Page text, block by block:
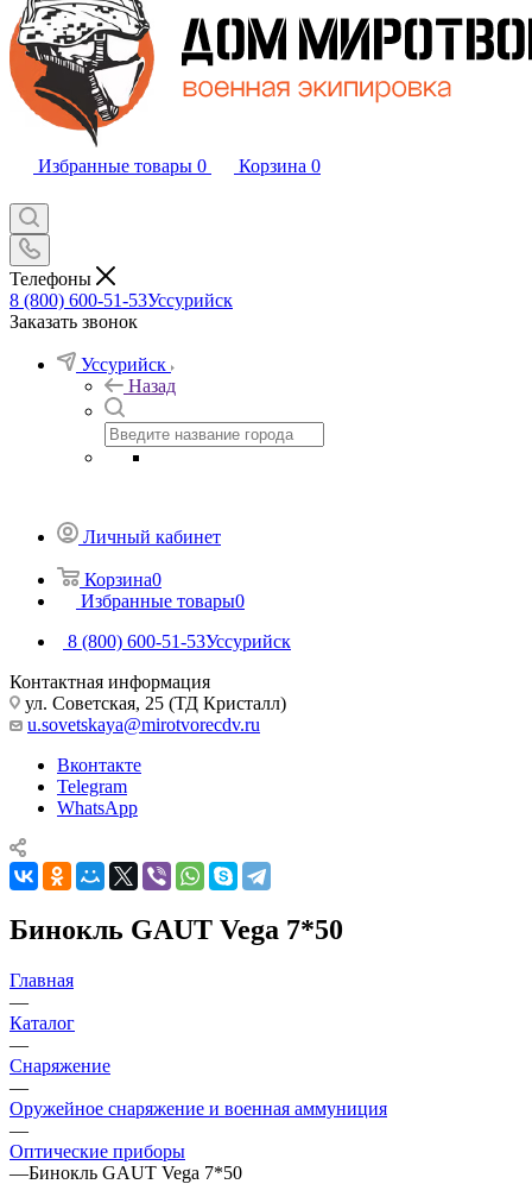
Избранные товары 0 Корзина 0
Телефоны
8 (800) 600-51-53Уссурийск
Заказать звонок
Уссурийск
Назад
Личный кабинет
Корзина0
Избранные товары0
8 (800) 600-51-53Уссурийск
Контактная информация
ул. Советская, 25 (ТД Кристалл)
u.sovetskaya@mirotvorecdv.ru
Вконтакте
Telegram
WhatsApp
Бинокль GAUT Vega 7*50
Главная
—
Каталог
—
Снаряжение
—
Оружейное снаряжение и военная аммуниция
—
Оптические приборы
—Бинокль GAUT Vega 7*50